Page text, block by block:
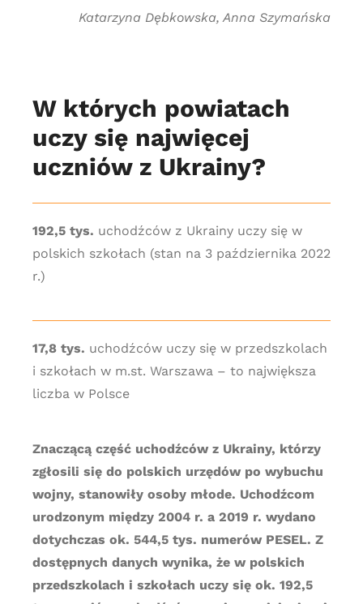
Katarzyna Dębkowska, Anna Szymańska
W których powiatach
uczy się najwięcej
uczniów z Ukrainy?
192,5 tys. uchodźców z Ukrainy uczy się w
polskich szkołach (stan na 3 października 2022
r.)
17,8 tys. uchodźców uczy się w przedszkolach
i szkołach w m.st. Warszawa – to największa
liczba w Polsce
Znaczącą część uchodźców z Ukrainy, którzy
zgłosili się do polskich urzędów po wybuchu
wojny, stanowiły osoby młode. Uchodźcom
urodzonym między 2004 r. a 2019 r. wydano
dotychczas ok. 544,5 tys. numerów PESEL. Z
dostępnych danych wynika, że w polskich
przedszkolach i szkołach uczy się ok. 192,5